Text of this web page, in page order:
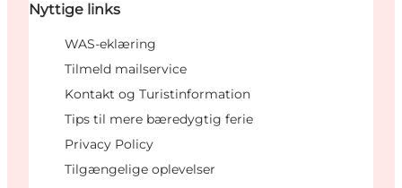
Nyttige links
WAS-eklæring
Tilmeld mailservice
Kontakt og Turistinformation
Tips til mere bæredygtig ferie
Privacy Policy
Tilgængelige oplevelser